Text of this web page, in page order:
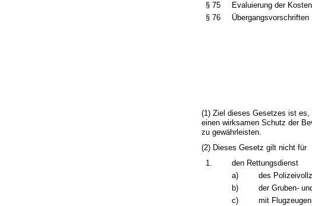
§ 75
Evaluierung der Kosten
§ 76
Übergangsvorschriften
(1) Ziel dieses Gesetzes ist es,
einen wirksamen Schutz der
zu gewährleisten.
(2) Dieses Gesetz gilt nicht für
1.
den Rettungsdienst
a)
des
b)
der Gruben-
c)
mit